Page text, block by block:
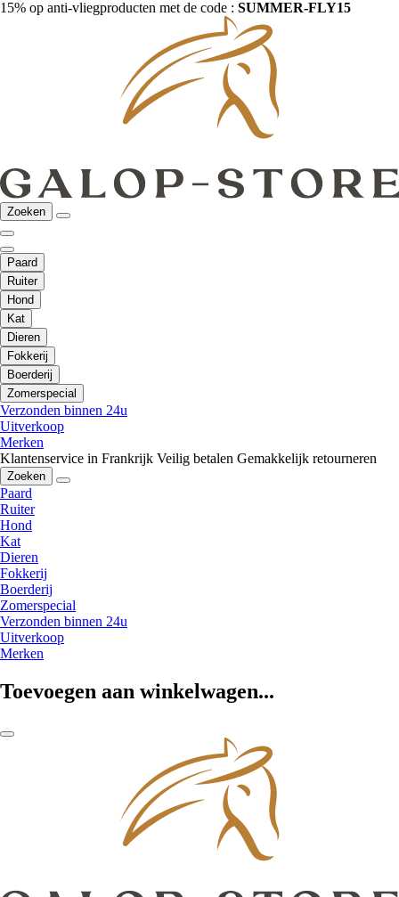
15% op anti-vliegproducten met de code : SUMMER-FLY15
Zoeken
Paard
Ruiter
Hond
Kat
Dieren
Fokkerij
Boerderij
Zomerspecial
Verzonden binnen 24u
Uitverkoop
Merken
Klantenservice in Frankrijk Veilig betalen Gemakkelijk retourneren
Zoeken
Paard
Ruiter
Hond
Kat
Dieren
Fokkerij
Boerderij
Zomerspecial
Verzonden binnen 24u
Uitverkoop
Merken
Toevoegen aan winkelwagen...